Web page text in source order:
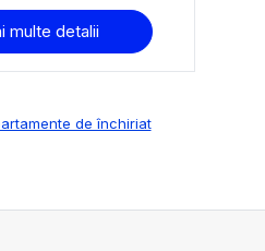
multe detalii
de închiriat